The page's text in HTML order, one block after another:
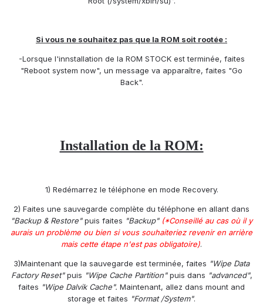
Si vous ne souhaitez pas que la ROM soit rootée :
-Lorsque l'innstallation de la ROM STOCK est terminée, faites
"Reboot system now", un message va apparaître, faites "Go
Back".
Installation de la ROM:
1) Redémarrez le téléphone en mode Recovery.
2) Faites une sauvegarde complète du téléphone en allant dans
"Backup & Restore"puis faites "Backup" (*Conseillé au cas où il y
aurais un problème ou bien si vous souhaiteriez revenir en arrière
mais cette étape n'est pas obligatoire).
3)Maintenant que la sauvegarde est terminée, faites "Wipe Data
Factory Reset"puis "Wipe Cache Partition"puis dans "advanced",
faites "Wipe Dalvik Cache". Maintenant, allez dans mount and
storage et faites "Format /System".